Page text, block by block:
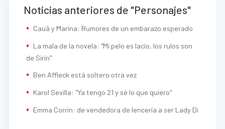
Noticias anteriores de "Personajes"
Cauã y Marina: Rumores de un embarazo esperado
La mala de la novela: "Mi pelo es lacio, los rulos son
de Sirin"
Ben Affleck está soltero otra vez
Karol Sevilla: "Ya tengo 21 y sé lo que quiero"
Emma Corrin: de vendedora de lencería a ser Lady Di